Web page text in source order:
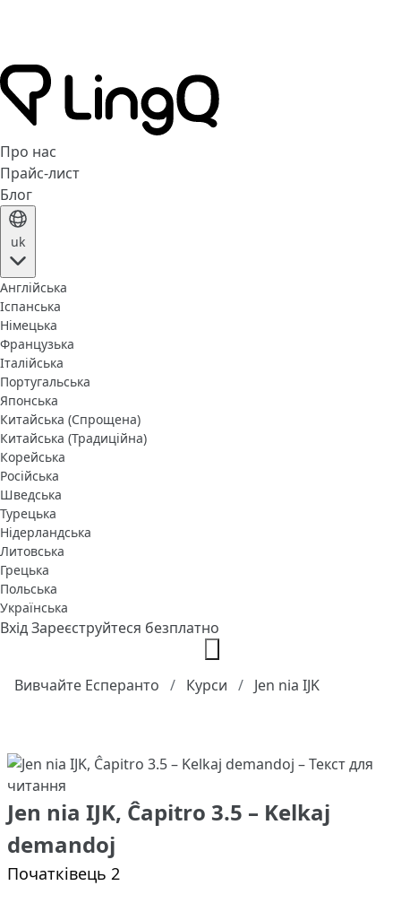
Про нас
Прайс-лист
Блог
uk
Англійська
Іспанська
Німецька
Французька
Італійська
Португальська
Японська
Китайська (Спрощена)
Китайська (Традиційна)
Корейська
Російська
Шведська
Турецька
Нідерландська
Литовська
Грецька
Польська
Українська
ВхідЗареєструйтеся безплатно
Вивчайте Есперанто Курси Jen nia IJK
Jen nia IJK, Ĉapitro 3.5 – Kelkaj
demandoj
Початківець 2